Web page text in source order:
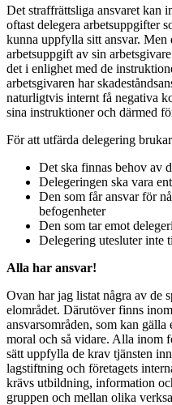
Det straffrättsliga ansvaret kan
oftast delegera arbetsuppgifter
kunna uppfylla sitt ansvar. Men
arbetsuppgift av sin
det i enlighet med de
arbetsgivaren har
naturligtvis internt få negativa
sina instruktioner och därmed
För att utfärda delegering
Det ska finnas behov av
Delegeringen ska vara
Den som får ansvar för
befogenheter
Den som tar emot
Delegering utesluter inte
Alla har ansvar!
Ovan har jag listat några av de
elområdet. Därutöver finns
ansvarsområden, som kan
moral och så vidare. Alla inom
sätt uppfylla de krav tjänsten
lagstiftning och företagets
krävs utbildning, information
gruppen och mellan olika